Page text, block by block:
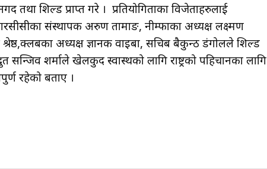
तथा शिल्ड प्राप्त गरे । प्रतियोगिताका विजेताहरुलाई
संस्थापक अरुण तामाङ, नीम्फाका अध्यक्ष लक्ष्मण
अध्यक्ष ज्ञानक वाइबा, सचिब बैकुन्ठ डंगोलले शिल्ड
शर्माले खेलकुद स्वास्थको लागि राष्ट्रको पहिचानका लागि
रहेको बताए ।